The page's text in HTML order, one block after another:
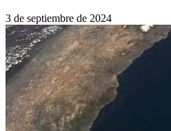
3 de septiembre de 2024